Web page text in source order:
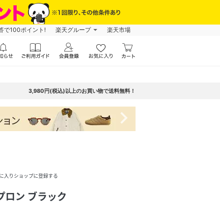
で100ポイント! 楽天グループ 楽天市場
3,980円(税込)以上のお買い物で送料無料！
navigate_next
入りショップに登録する
ロン ブラック